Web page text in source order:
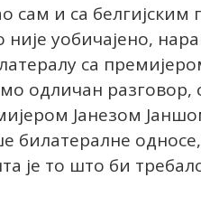
сам и са
уобичајено,
са
одличан
Јанезом
билатералне
је то што би